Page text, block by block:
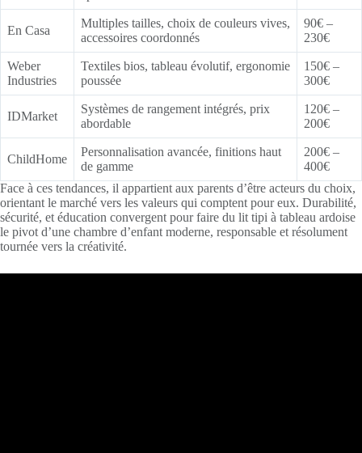
En Casa
Multiples tailles, choix de couleurs vives,
accessoires coordonnés
90€ –
230€
Weber
Industries
Textiles bios, tableau évolutif, ergonomie
poussée
150€ –
300€
IDMarket
Systèmes de rangement intégrés, prix
abordable
120€ –
200€
ChildHome
Personnalisation avancée, finitions haut
de gamme
200€ –
400€
Face à ces tendances, il appartient aux parents d’être acteurs du choix,
orientant le marché vers les valeurs qui comptent pour eux. Durabilité,
sécurité, et éducation convergent pour faire du lit tipi à tableau ardoise
le pivot d’une chambre d’enfant moderne, responsable et résolument
tournée vers la créativité.